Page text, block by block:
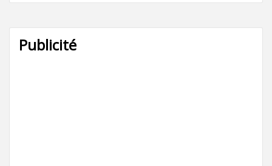
Publicité